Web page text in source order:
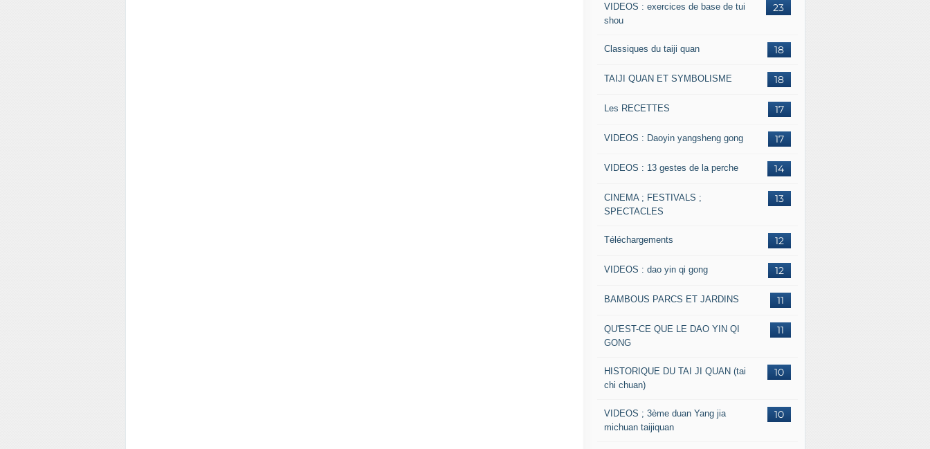
23
VIDEOS : exercices de base de tui
shou
18
Classiques du taiji quan
18
TAIJI QUAN ET SYMBOLISME
17
Les RECETTES
17
VIDEOS : Daoyin yangsheng gong
14
VIDEOS : 13 gestes de la perche
13
CINEMA ; FESTIVALS ;
SPECTACLES
12
Téléchargements
12
VIDEOS : dao yin qi gong
11
BAMBOUS PARCS ET JARDINS
11
QU'EST-CE QUE LE DAO YIN QI
GONG
10
HISTORIQUE DU TAI JI QUAN (tai
chi chuan)
10
VIDEOS ; 3ème duan Yang jia
michuan taijiquan